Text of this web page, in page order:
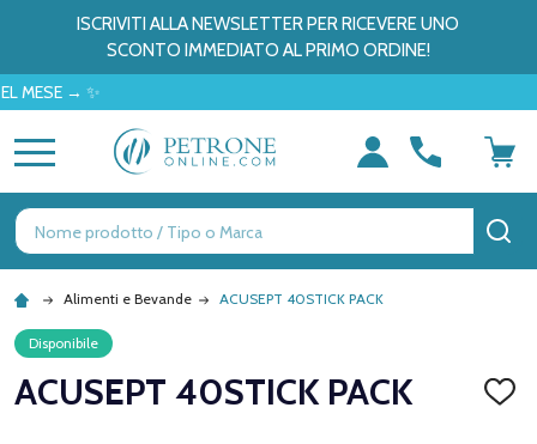
ISCRIVITI ALLA NEWSLETTER PER RICEVERE UNO
SCONTO IMMEDIATO AL PRIMO ORDINE!
→ ✨
Ricerca
Alimenti e Bevande ACUSEPT 40STICK PACK
Disponibile
ACUSEPT 40STICK PACK